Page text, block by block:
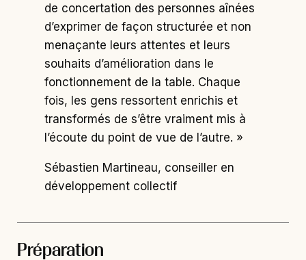
de concertation des personnes aînées
d’exprimer de façon structurée et non
menaçante leurs attentes et leurs
souhaits d’amélioration dans le
fonctionnement de la table. Chaque
fois, les gens ressortent enrichis et
transformés de s’être vraiment mis à
l’écoute du point de vue de l’autre. »
Sébastien Martineau, conseiller en
développement collectif
Préparation